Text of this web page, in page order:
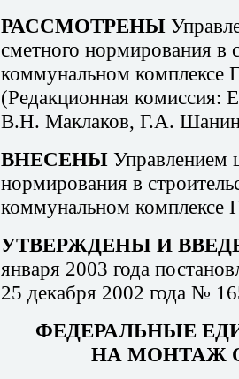
РАССМОТРЕНЫ
сметного нормирования в
коммунальном комплексе
(Редакционная комиссия:
В.Н. Маклаков, Г.А.
ВНЕСЕНЫ Управлением
нормирования в
коммунальном комплексе
УТВЕРЖДЕНЫ И
января 2003 года
25 декабря 2002 года №
ФЕДЕРАЛЬНЫЕ
НА МОНТАЖ